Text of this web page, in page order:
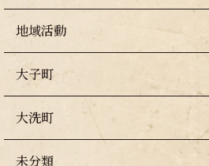
地域活動
大子町
大洗町
未分類